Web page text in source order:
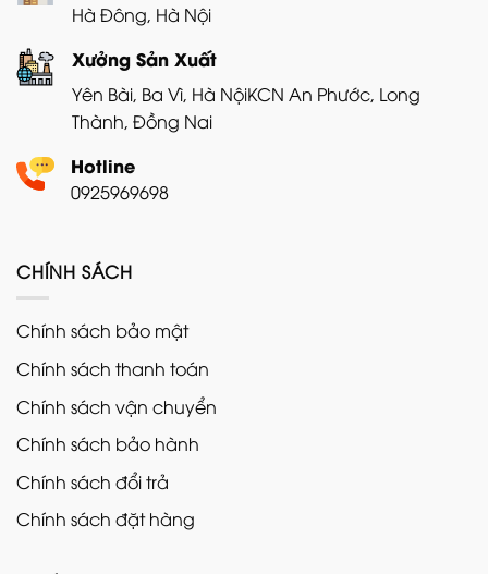
Hà Đông, Hà Nội
Xưởng Sản Xuất
Yên Bài, Ba Vì, Hà NộiKCN An Phước, Long
Thành, Đồng Nai
Hotline
0925969698
CHÍNH SÁCH
Chính sách bảo mật
Chính sách thanh toán
Chính sách vận chuyển
Chính sách bảo hành
Chính sách đổi trả
Chính sách đặt hàng